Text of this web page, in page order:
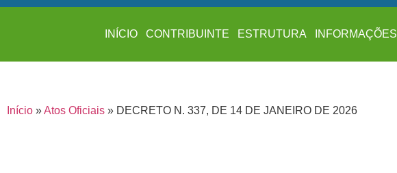
INÍCIO CONTRIBUINTE ESTRUTURA INFORMAÇÕES
Início »Atos Oficiais » DECRETO N. 337, DE 14 DE JANEIRO DE 2026